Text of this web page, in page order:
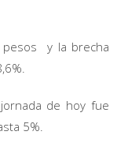
pesos y la brecha
de hoy fue
5%.